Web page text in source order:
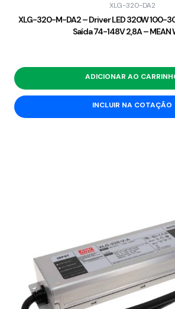
XLG-320-DA2
XLG-320-M-DA2 – Driver LED 320W 100-
Saída 74-148V 2,8A – MEAN
ADICIONAR AO
INCLUIR NA COTAÇÃO